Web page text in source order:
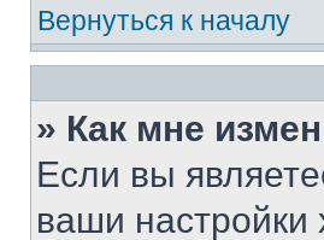
Вернуться к началу
» Как мне
Если вы
ваши